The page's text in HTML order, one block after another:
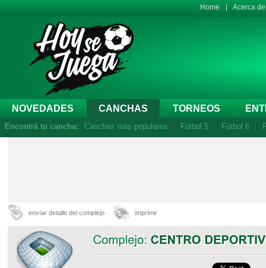
Home Acerca
NOVEDADES CANCHAS TORNEOS
Encontrá tu cancha: Canchas más populares Fútbol 5 Fútbol 6
envíar detalle del complejo imprimir